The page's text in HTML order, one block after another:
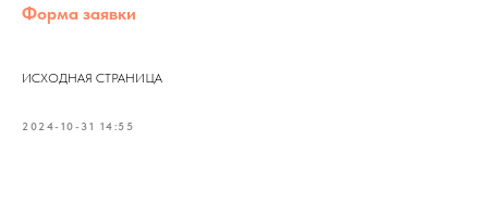
Форма заявки
ИСХОДНАЯ СТРАНИЦА
2024-10-31 14:55